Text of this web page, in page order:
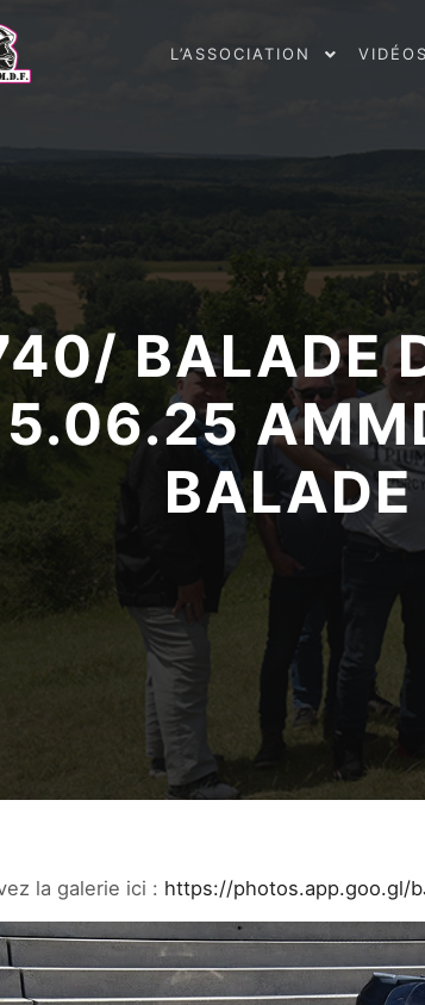
L’ASSOCIATION VIDÉOS
BALADE
la galerie ici : https://photos.app.goo.gl/